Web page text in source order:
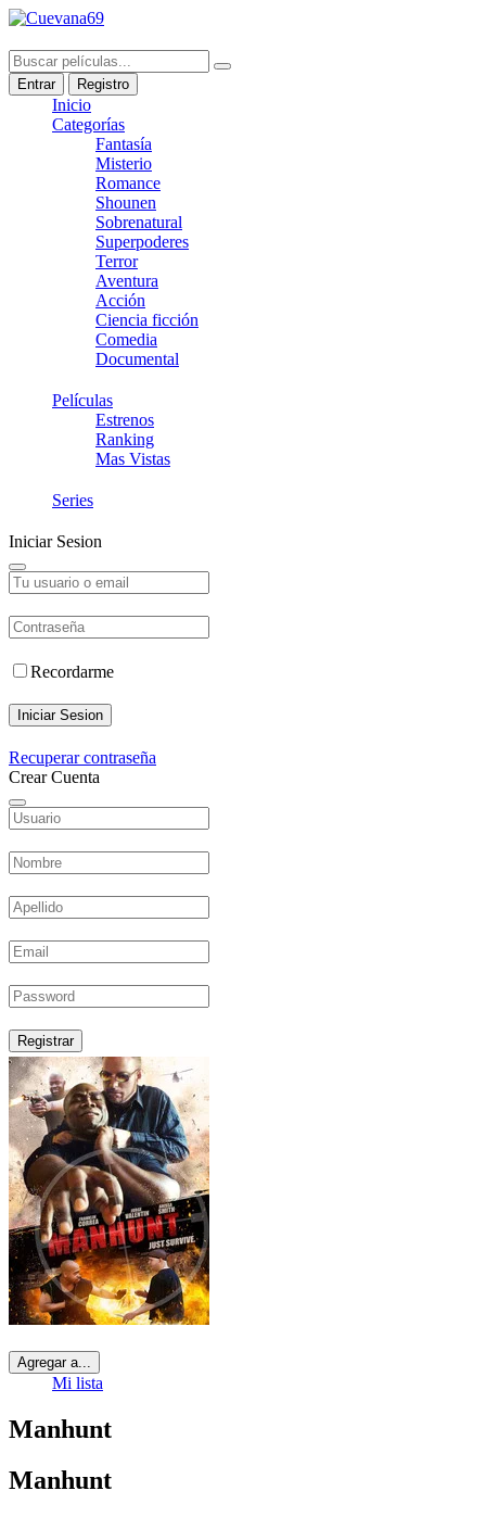
Entrar Registro
Inicio
Categorías
Fantasía
Misterio
Romance
Shounen
Sobrenatural
Superpoderes
Terror
Aventura
Acción
Ciencia ficción
Comedia
Documental
Películas
Estrenos
Ranking
Mas Vistas
Series
Iniciar Sesion
Recordarme
Iniciar Sesion
Recuperar contraseña
Crear Cuenta
Registrar
Agregar a...
Mi lista
Manhunt
Manhunt